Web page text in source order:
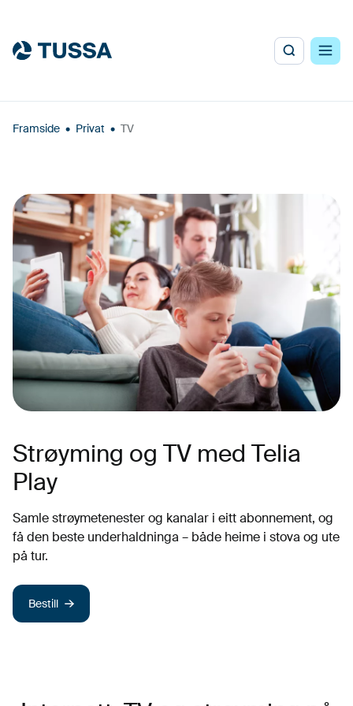
Framside • Privat • TV
Strøyming og TV med Telia
Play
Samle strøymetenester og kanalar i eitt abonnement, og
få den beste underhaldninga – både heime i stova og ute
på tur.
Bestill